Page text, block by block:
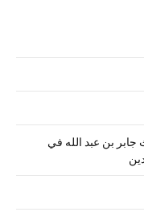
الذهبية ( 10 ) : حديث جابر بن عبد الله في